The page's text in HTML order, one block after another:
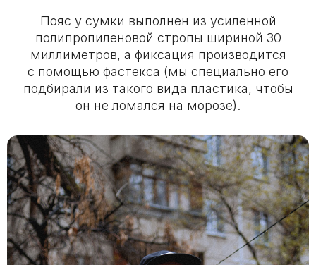
Пояс у сумки выполнен из усиленной
полипропиленовой стропы шириной 30
миллиметров, а фиксация производится
с помощью фастекса (мы специально его
подбирали из такого вида пластика, чтобы
он не ломался на морозе).